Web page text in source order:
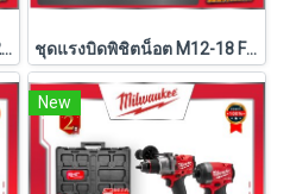
ชุดพร้อมลุยทุกงาน M18 FPP2LR2613-502 Milwaukee (M18-FPD3+M18-FSAGV100XB-0X0) ชุดแรงบิดพิชิตน็อต M12-18 FPP2LR2605-522X TH Milwaukee (M18-FMTIW2F12-0X0+M12-FRAIWF12-0)
New